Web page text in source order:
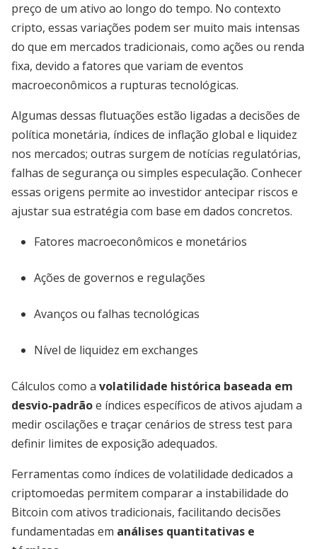
preço de um ativo ao longo do tempo. No contexto
cripto, essas variações podem ser muito mais intensas
do que em mercados tradicionais, como ações ou renda
fixa, devido a fatores que variam de eventos
macroeconômicos a rupturas tecnológicas.
Algumas dessas flutuações estão ligadas a decisões de
política monetária, índices de inflação global e liquidez
nos mercados; outras surgem de notícias regulatórias,
falhas de segurança ou simples especulação. Conhecer
essas origens permite ao investidor antecipar riscos e
ajustar sua estratégia com base em dados concretos.
Fatores macroeconômicos e monetários
Ações de governos e regulações
Avanços ou falhas tecnológicas
Nível de liquidez em exchanges
Cálculos como a volatilidade histórica baseada em
desvio-padrãoe índices específicos de ativos ajudam a
medir oscilações e traçar cenários de stress test para
definir limites de exposição adequados.
Ferramentas como índices de volatilidade dedicados a
criptomoedas permitem comparar a instabilidade do
Bitcoin com ativos tradicionais, facilitando decisões
fundamentadas em análises quantitativas e